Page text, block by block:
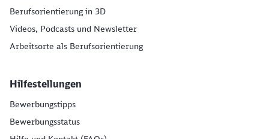
Berufsorientierung in 3D
Videos, Podcasts und Newsletter
Arbeitsorte als Berufsorientierung
Hilfestellungen
Bewerbungstipps
Bewerbungsstatus